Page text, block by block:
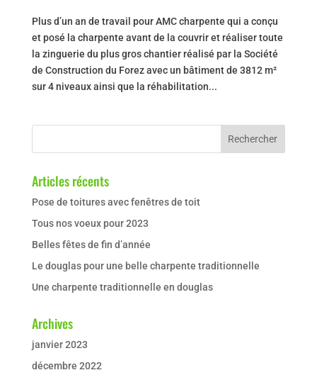
Plus d’un an de travail pour AMC charpente qui a conçu
et posé la charpente avant de la couvrir et réaliser toute
la zinguerie du plus gros chantier réalisé par la Société
de Construction du Forez avec un bâtiment de 3812 m²
sur 4 niveaux ainsi que la réhabilitation...
Articles récents
Pose de toitures avec fenêtres de toit
Tous nos voeux pour 2023
Belles fêtes de fin d’année
Le douglas pour une belle charpente traditionnelle
Une charpente traditionnelle en douglas
Archives
janvier 2023
décembre 2022